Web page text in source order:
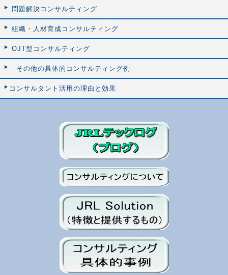
問題解決コンサルティング
組織・人材育成コンサルティング
OJT型コンサルティング
その他の具体的コンサルティング例
コンサルタント活用の理由と効果